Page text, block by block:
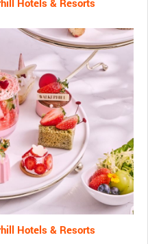
Hotels & Resorts